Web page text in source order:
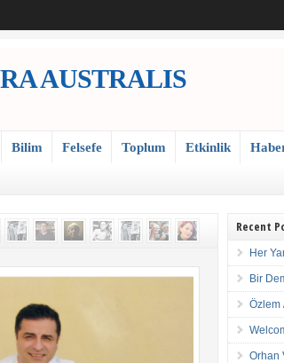
AUSTRALIS
Bilim Felsefe Toplum Etkinlik
Recent
Her
Bir
Özlem
Orhan